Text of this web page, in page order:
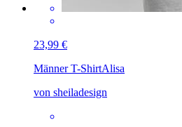
23,99 €
Männer T-ShirtAlisa
von sheiladesign